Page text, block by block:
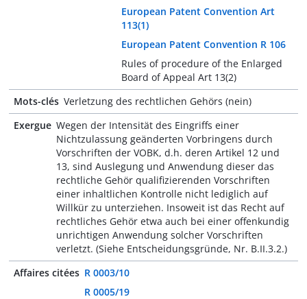
European Patent Convention Art
113(1)
European Patent Convention R 106
Rules of procedure of the Enlarged
Board of Appeal Art 13(2)
Mots-clés Verletzung des rechtlichen Gehörs (nein)
Exergue Wegen der Intensität des Eingriffs einer
Nichtzulassung geänderten Vorbringens durch
Vorschriften der VOBK, d.h. deren Artikel 12 und
13, sind Auslegung und Anwendung dieser das
rechtliche Gehör qualifizierenden Vorschriften
einer inhaltlichen Kontrolle nicht lediglich auf
Willkür zu unterziehen. Insoweit ist das Recht auf
rechtliches Gehör etwa auch bei einer offenkundig
unrichtigen Anwendung solcher Vorschriften
verletzt. (Siehe Entscheidungsgründe, Nr. B.II.3.2.)
Affaires citées R 0003/10
R 0005/19